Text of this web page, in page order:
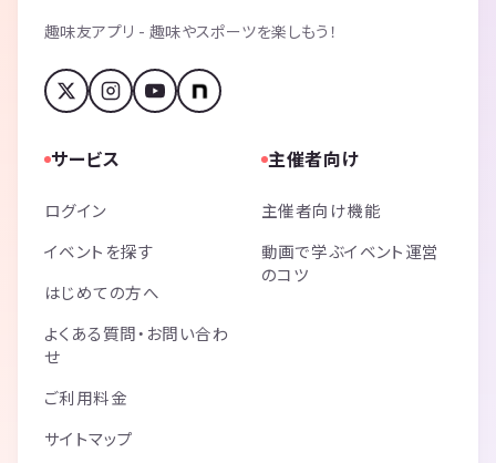
趣味友アプリ - 趣味やスポーツを楽しもう！
サービス
ログイン
イベントを探す
はじめての方へ
よくある質問・お問い合わ
せ
ご利用料金
サイトマップ
主催者向け
主催者向け機能
動画で学ぶイベント運営
のコツ